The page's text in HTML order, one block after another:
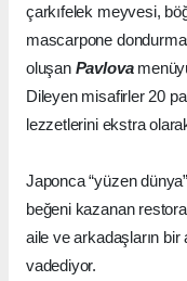
çarkıfelek meyvesi,
mascarpone
oluşan Pavlova
Dileyen misafirler 20
lezzetlerini ekstra
Japonca “yüzen
beğeni kazanan
aile ve arkadaşların
vadediyor.